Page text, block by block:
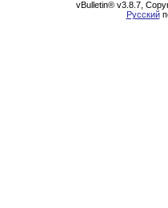
vBulletin® v3.8.7,
Русский